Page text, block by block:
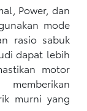
Power, dan
mode
rasio sabuk
dapat lebih
motor
murni yang